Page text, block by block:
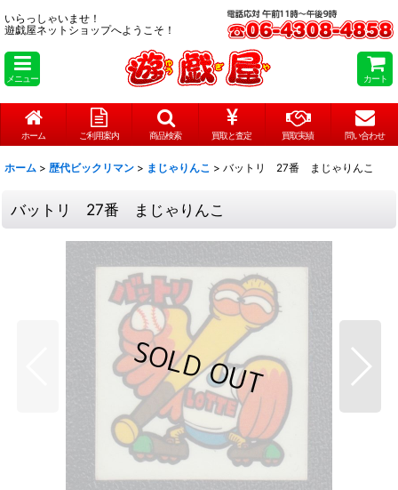
いらっしゃいませ！
遊戯屋ネットショップへようこそ！
メニュー カート
ホーム ご利用案内 商品検索 買取と査定 買取実績 問い合わせ
ホーム > 歴代ビックリマン > まじゃりんこ > バットリ 27番 まじゃりんこ
バットリ 27番 まじゃりんこ